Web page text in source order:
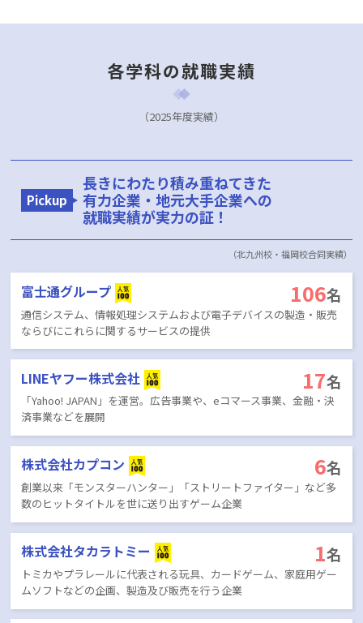
各学科の就職実績
（2025年度実績）
Pickup
長きにわたり積み重ねてきた
有力企業・地元大手企業への
就職実績が実力の証！
（北九州校・福岡校合同実績）
富士通グループ 106名
通信システム、情報処理システムおよび電子デバイスの製造・販売
ならびにこれらに関するサービスの提供
LINEヤフー株式会社 17名
「Yahoo! JAPAN」を運営。広告事業や、eコマース事業、金融・決
済事業などを展開
株式会社カプコン 6名
創業以来「モンスターハンター」「ストリートファイター」など多
数のヒットタイトルを世に送り出すゲーム企業
株式会社タカラトミー 1名
トミカやプラレールに代表される玩具、カードゲーム、家庭用ゲー
ムソフトなどの企画、製造及び販売を行う企業